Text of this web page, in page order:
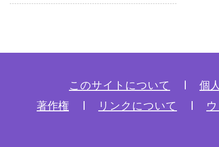
このサイトについて
個
著作権
リンクについて